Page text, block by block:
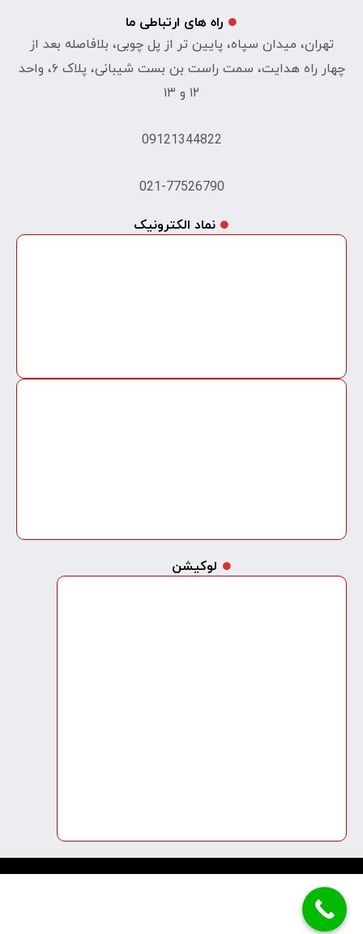
راه های ارتباطی ما
تهران، میدان سپاه، پایین تر از پل چوبی، بلافاصله بعد از
چهار راه هدایت، سمت راست بن بست شیبانی، پلاک ۶، واحد
۱۲ و ۱۳
09121344822
021-77526790
نماد الکترونیک
لوکیشن